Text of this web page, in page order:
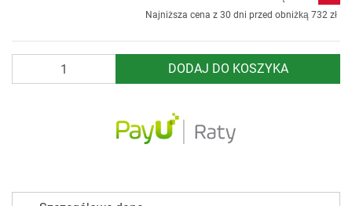
Najniższa cena z 30 dni przed obniżką 732 zł
DODAJ DO KOSZYKA